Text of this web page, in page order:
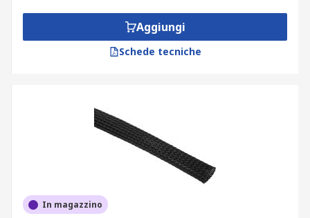
Aggiungi
Schede tecniche
In magazzino